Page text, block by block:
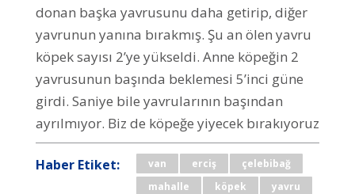
donan başka yavrusunu daha getirip, diğer
yavrunun yanına bırakmış. Şu an ölen yavru
köpek sayısı 2’ye yükseldi. Anne köpeğin 2
yavrusunun başında beklemesi 5’inci güne
girdi. Saniye bile yavrularının başından
ayrılmıyor. Biz de köpeğe yiyecek bırakıyoruz
Haber Etiket: van erciş
çelebibağ
mahalle
köpek
yavru